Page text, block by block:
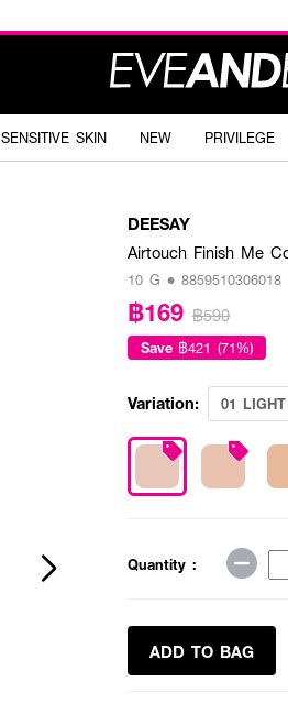
SENSITIVE SKIN NEW PRIVILEGE
DEESAY
Airtouch Finish Me
10 G • 8859510306018
฿169 ฿590
Save ฿421 (71%)
Variation: 01 LIGHT
Quantity :
ADD TO BAG